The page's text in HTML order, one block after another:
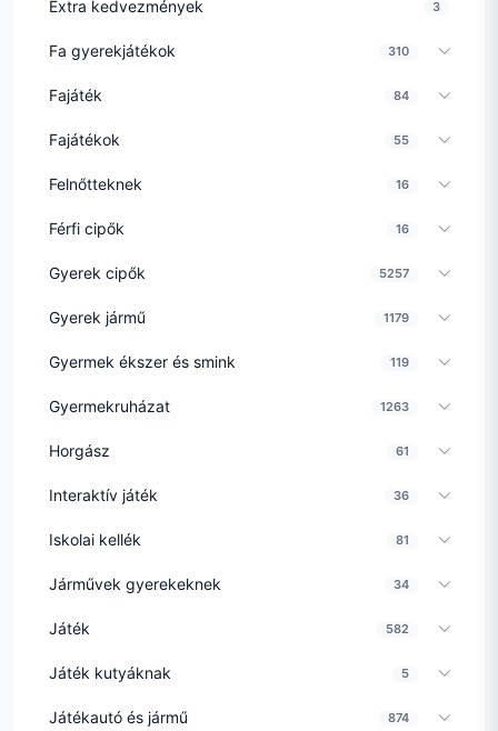
Extra kedvezmények 3
Fa gyerekjátékok 310
Fajáték 84
Fajátékok 55
Felnőtteknek 16
Férfi cipők 16
Gyerek cipők 5257
Gyerek jármű 1179
Gyermek ékszer és smink 119
Gyermekruházat 1263
Horgász 61
Interaktív játék 36
Iskolai kellék 81
Járművek gyerekeknek 34
Játék 582
Játék kutyáknak 5
Játékautó és jármű 874